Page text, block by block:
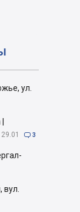
ул.
29.01  3